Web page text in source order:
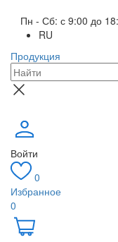
Пн - Сб: с 9:00 до
RU
Продукция
Войти
0
Избранное
0